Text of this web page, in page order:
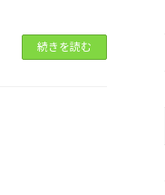
続きを読む